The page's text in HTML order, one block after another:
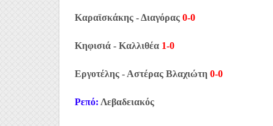
Καραϊσκάκης - Διαγόρας 0-0
Κηφισιά - Καλλιθέα 1-0
Εργοτέλης - Αστέρας Βλαχιώτη 0-0
Ρεπό: Λεβαδειακός